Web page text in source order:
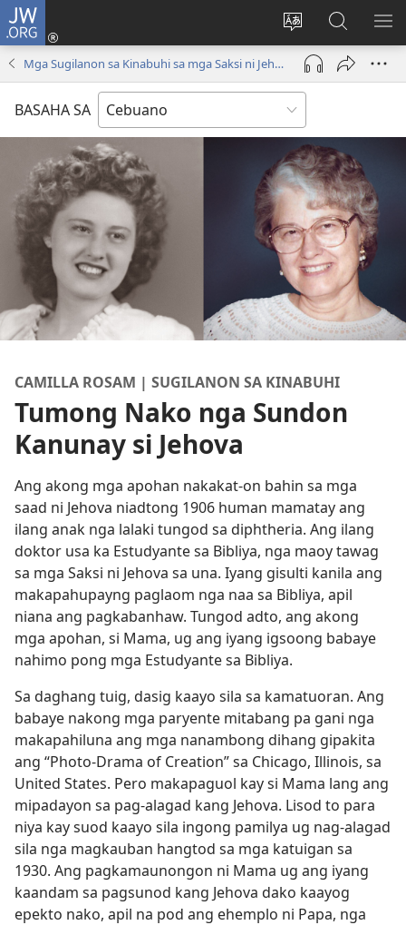
JW.ORG
Ilisi
ang
pinulongan
sa
site
Log
open
ug
ong
window)
Pangitaa
sa
JW.ORG
Mga Sugilanon sa Kinabuhi sa mga Saksi ni Jehova
BASAHA SA
CAMILLA ROSAM | SUGILANON SA KINABUHI
Tumong Nako nga Sundon
Kanunay si Jehova
Ang akong mga apohan nakakat-on bahin sa mga
saad ni Jehova niadtong 1906 human mamatay ang
ilang anak nga lalaki tungod sa diphtheria. Ang ilang
doktor usa ka Estudyante sa Bibliya, nga maoy tawag
sa mga Saksi ni Jehova sa una. Iyang gisulti kanila ang
makapahupayng paglaom nga naa sa Bibliya, apil
niana ang pagkabanhaw. Tungod adto, ang akong
mga apohan, si Mama, ug ang iyang igsoong babaye
nahimo pong mga Estudyante sa Bibliya.
Sa daghang tuig, dasig kaayo sila sa kamatuoran. Ang
babaye nakong mga paryente mitabang pa gani nga
makapahiluna ang mga nanambong dihang gipakita
ang “Photo-Drama of Creation” sa Chicago, Illinois, sa
United States. Pero makapaguol kay si Mama lang ang
mipadayon sa pag-alagad kang Jehova. Lisod to para
niya kay suod kaayo sila ingong pamilya ug nag-alagad
sila nga magkauban hangtod sa mga katuigan sa
1930. Ang pagkamaunongon ni Mama ug ang iyang
kaandam sa pagsunod kang Jehova dako kaayog
epekto nako, apil na pod ang ehemplo ni Papa, nga